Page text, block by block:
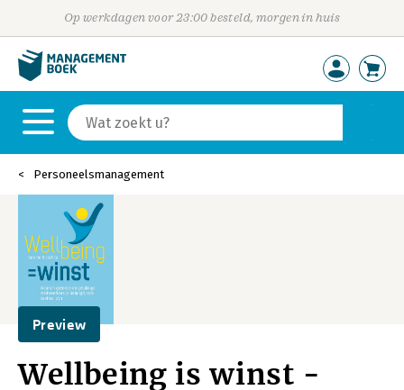
Op werkdagen voor 23:00 besteld, morgen in huis
Personeelsmanagement
Preview
Wellbeing is winst -